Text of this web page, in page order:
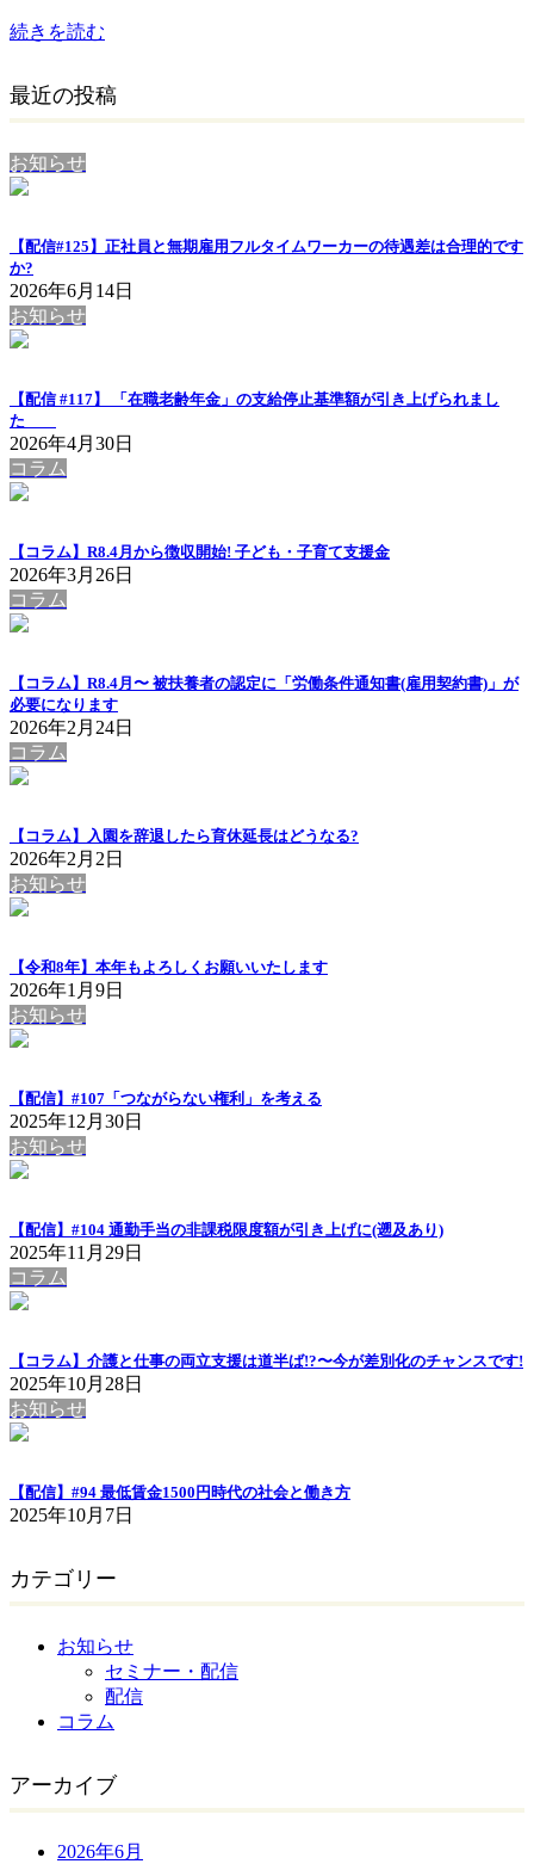
続きを読む
最近の投稿
お知らせ
【配信#125】正社員と無期雇用フルタイムワーカーの待遇差は合理的です
か?
2026年6月14日
お知らせ
【配信 #117】 「在職老齢年金」の支給停止基準額が引き上げられまし
た
2026年4月30日
コラム
【コラム】R8.4月から徴収開始! 子ども・子育て支援金
2026年3月26日
コラム
【コラム】R8.4月〜 被扶養者の認定に「労働条件通知書(雇用契約書)」が
必要になります
2026年2月24日
コラム
【コラム】入園を辞退したら育休延長はどうなる?
2026年2月2日
お知らせ
【令和8年】本年もよろしくお願いいたします
2026年1月9日
お知らせ
【配信】#107「つながらない権利」を考える
2025年12月30日
お知らせ
【配信】#104 通勤手当の非課税限度額が引き上げに(遡及あり)
2025年11月29日
コラム
【コラム】介護と仕事の両立支援は道半ば!?〜今が差別化のチャンスです!
2025年10月28日
お知らせ
【配信】#94 最低賃金1500円時代の社会と働き方
2025年10月7日
カテゴリー
お知らせ
セミナー・配信
配信
コラム
アーカイブ
2026年6月